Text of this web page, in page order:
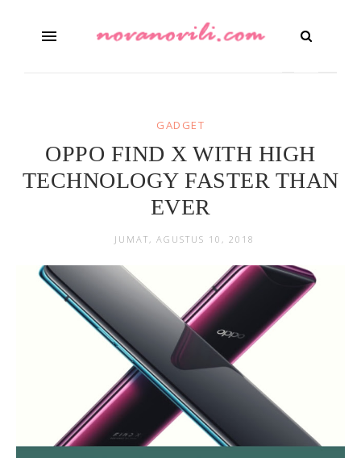
GADGET
OPPO FIND X WITH HIGH
TECHNOLOGY FASTER THAN
EVER
JUMAT, AGUSTUS 10, 2018